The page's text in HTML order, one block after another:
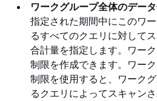
ワークグループ全体のデー
指定された期間中にこのワ
るすべてのクエリに対して
合計量を指定します。ワー
制限を作成できます。ワー
制限を使用すると、ワーク
るクエリによってスキャン